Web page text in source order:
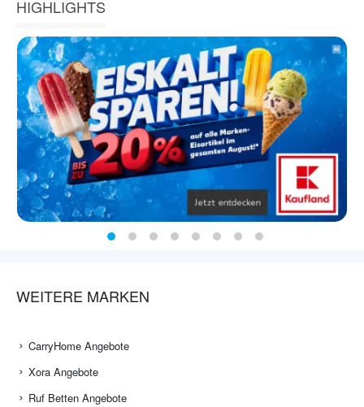
HIGHLIGHTS
WEITERE MARKEN
CarryHome Angebote
Xora Angebote
Ruf Betten Angebote